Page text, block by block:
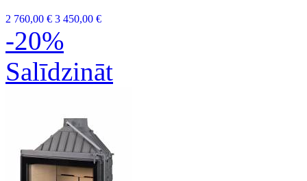
2 760,00 € 3 450,00 €
-20%
Salīdzināt